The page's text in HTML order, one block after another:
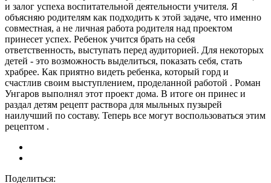
и залог успеха воспитательной деятельности учителя. Я
объясняю родителям как подходить к этой задаче, что именно
совместная, а не личная работа родителя над проектом
принесет успех. Ребенок учится брать на себя
ответственность, выступать перед аудиторией. Для некоторых
детей - это возможность выделиться, показать себя, стать
храбрее. Как приятно видеть ребенка, который горд и
счастлив своим выступлением, проделанной работой . Роман
Унгаров выполнял этот проект дома. В итоге он принес и
раздал детям рецепт раствора для мыльных пузырей
наилучший по составу. Теперь все могут воспользоваться этим
рецептом .
Поделиться: